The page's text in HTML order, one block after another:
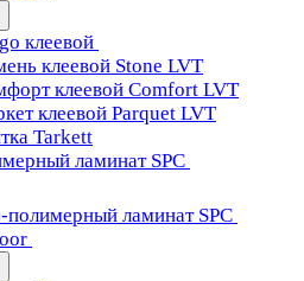
клеевой
клеевой Stone LVT
клеевой Comfort LVT
клеевой Parquet LVT
Tarkett
ламинат SPC
ламинат SPC